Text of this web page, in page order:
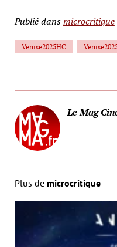
Publié dansmicrocritique
Venise2025HC
Le Mag
Plus de microcritique